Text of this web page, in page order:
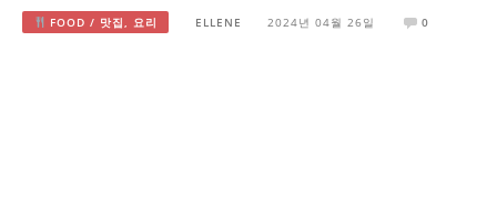
FOOD / 맛집, 요리 ELLENE 2024년 04월 26일 0